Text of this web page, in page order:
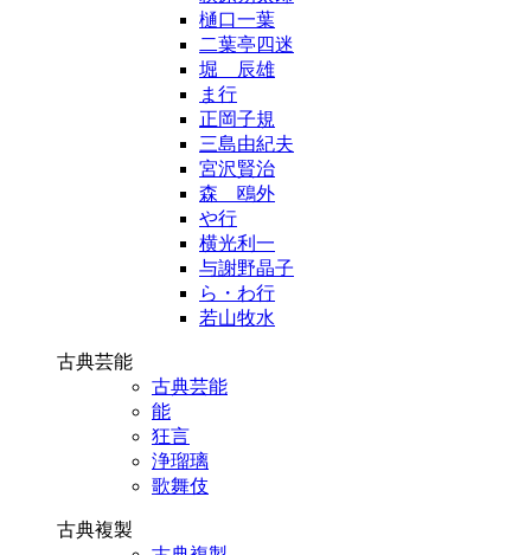
樋口一葉
二葉亭四迷
堀 辰雄
ま行
正岡子規
三島由紀夫
宮沢賢治
森 鴎外
や行
横光利一
与謝野晶子
ら・わ行
若山牧水
古典芸能
古典芸能
能
狂言
浄瑠璃
歌舞伎
古典複製